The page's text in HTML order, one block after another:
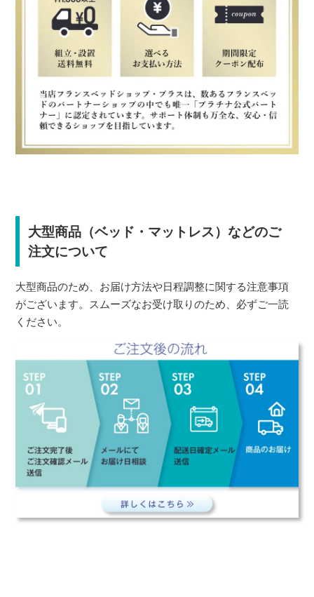
大型商品（ベッド・マットレス）などのご
注文について
大型商品のため、お届け方法や日程調整に関する注意事項
がございます。スムーズなお受け取りのため、必ずご一読
ください。